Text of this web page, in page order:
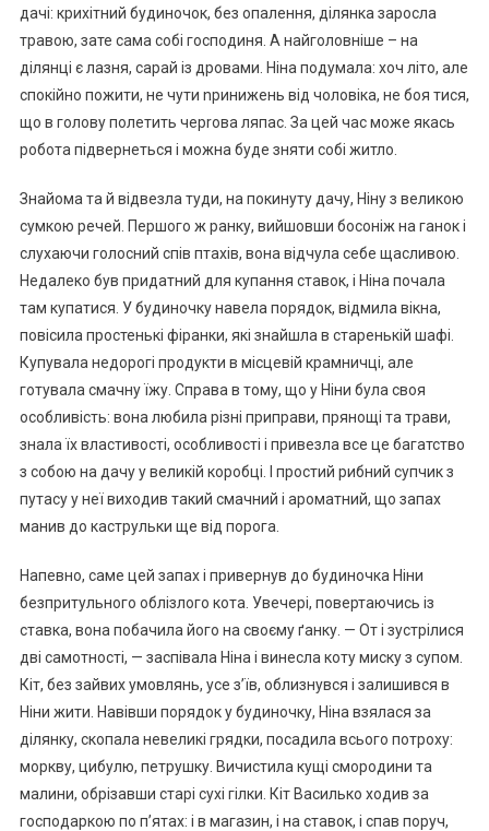
дачі: крихітний будиночок, без опалення, ділянка заросла
травою, зате сама собі господиня. А найголовніше – на
ділянці є лазня, сарай із дровами. Ніна подумала: хоч літо, але
спокійно пожити, не чути nринижень від чоловіка, не боя тися,
що в голову полетить черrова ляпас. За цей час може якась
робота підвернеться і можна буде зняти собі житло.
Знайома та й відвезла туди, на покинуту дачу, Ніну з великою
сумкою речей. Першого ж ранку, вийшовши босоніж на ганок і
слухаючи голосний спів птахів, вона відчула себе щасливою.
Недалеко був придатний для купання ставок, і Ніна почала
там купатися. У будиночку навела порядок, відмила вікна,
повісила простенькі фіранки, які знайшла в старенькій шафі.
Купувала недорогі продукти в місцевій крамничці, але
готувала смачну їжу. Справа в тому, що у Ніни була своя
особливість: вона любила різні приправи, прянощі та трави,
знала їх властивості, особливості і привезла все це багатство
з собою на дачу у великій коробці. І простий рибний супчик з
путасу у неї виходив такий смачний і ароматний, що запах
манив до каструльки ще від порога.
Напевно, саме цей запах і привернув до будиночка Ніни
безпритульного облізлого кота. Увечері, повертаючись із
ставка, вона побачила його на своєму ґанку. — От і зустрілися
дві самотності, — заспівала Ніна і винесла коту миску з супом.
Кіт, без зайвих умовлянь, усе з’їв, облизнувся і залишився в
Ніни жити. Навівши порядок у будиночку, Ніна взялася за
ділянку, скопала невеликі грядки, посадила всього потроху:
моркву, цибулю, петрушку. Вичистила кущі смородини та
малини, обрізавши старі сухі гілки. Кіт Василько ходив за
господаркою по п’ятах: і в магазин, і на ставок, і спав поруч,